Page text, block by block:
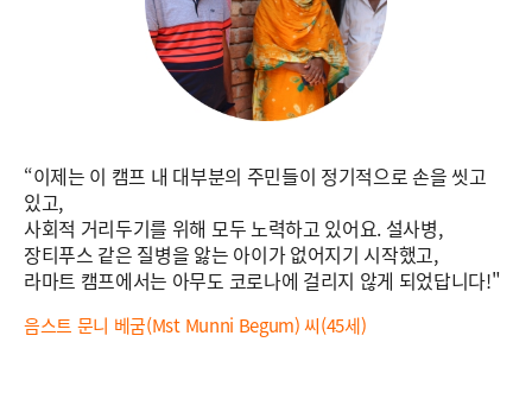
“이제는 이 캠프 내 대부분의 주민들이 정기적으로 손을 씻고
있고,
사회적 거리두기를 위해 모두 노력하고 있어요. 설사병,
장티푸스 같은 질병을 앓는 아이가 없어지기 시작했고,
라마트 캠프에서는 아무도 코로나에 걸리지 않게 되었답니다!"
음스트 문니 베굼(Mst Munni Begum) 씨(45세)